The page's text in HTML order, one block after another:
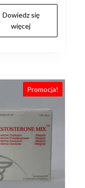
Dowiedz się
więcej
Promocja!